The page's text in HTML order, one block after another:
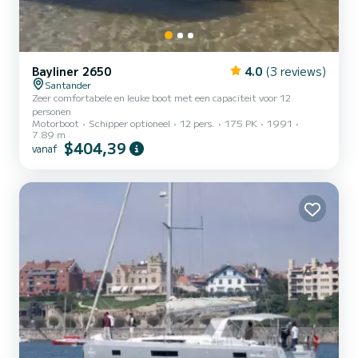
Bayliner 2650 4.0 (3 reviews)
Santander
Zeer comfortabele en leuke boot met een capaciteit voor 12
personen
Motorboot
Schipper optioneel 12 pers. 175 PK
1991
7.89 m
vanaf $404,39